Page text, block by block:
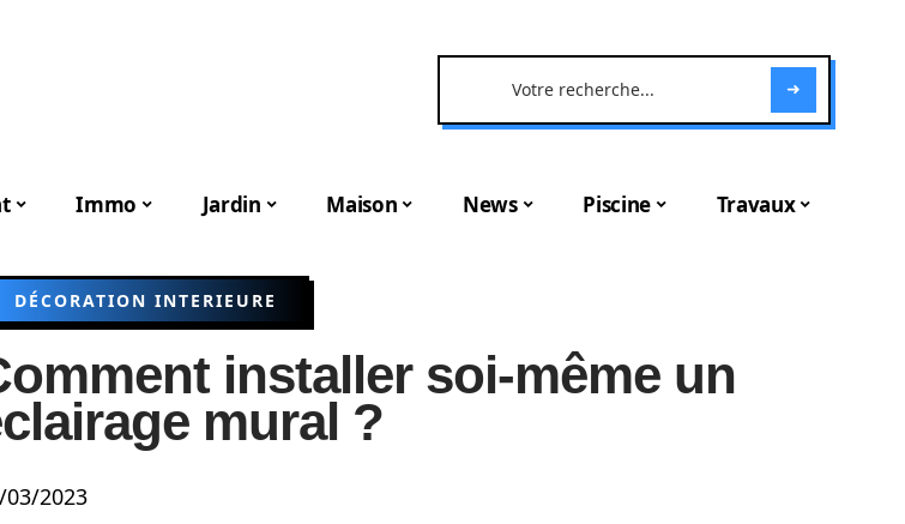
Immo Jardin Maison News Piscine Travaux
DÉCORATION INTERIEURE
installer soi-même un
mural ?
03/2023